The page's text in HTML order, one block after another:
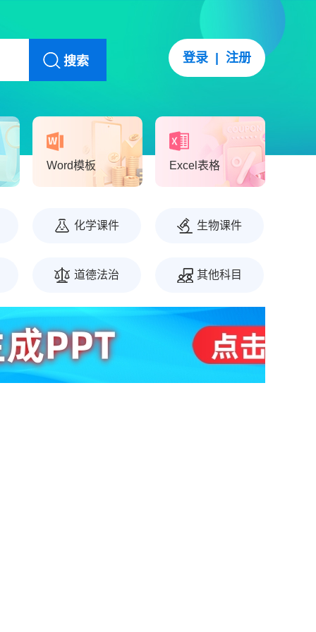
搜索 登录 注册
Word模板 Excel表格
化学课件 生物课件
道德法治 其他科目